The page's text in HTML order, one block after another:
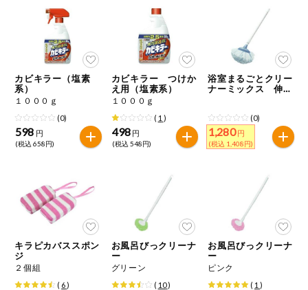
パルコープ・よどがわ生協のサービス
パルコープ・よどがわ生協の情報サイト
ご利用ガイド
アプリのダウンロード
PC版サイトを表示
テキスト注文サイトを表示
お問い合わせ
洗濯・バス・
トイレ用品
住居・生活用
品
コスメ＆ボデ
ィケア
衣料品
ペット
アレルゲン情報は、商品企画時の情報のため、ご使用前には
必ず商品パッケージの表示をご確認ください。
特定原材料に準ずるものは、お取引先から情報提供のあった
範囲でのお知らせです。
カビキラー（塩素
系）
１０００ｇ
(0)
598 円
(税込 658円)
カビキラー つけか
え用（塩素系）
１０００ｇ
( 1 )
498 円
(税込 548円)
浴室まるごとクリー
ナーミックス 伸縮
(0)
1,280 円
(税込 1,408円)
キラピカバススポン
ジ
２個組
( 6)
お風呂びっクリーナ
ー
グリーン
( 10)
お風呂びっクリーナ
ー
ピンク
( 1 )